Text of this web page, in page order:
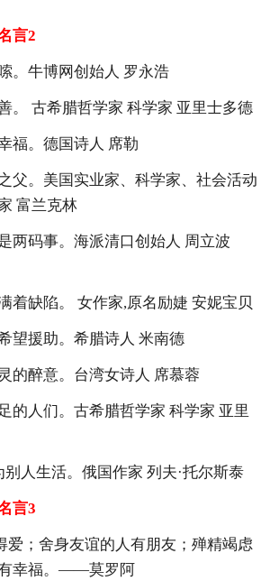
言2
。牛博网创始人 罗永浩
。 古希腊哲学家 科学家 亚里士多德
福。德国诗人 席勒
父。美国实业家、科学家、社会活动
富兰克林
两码事。海派清口创始人 周立波
着缺陷。 女作家,原名励婕 安妮宝贝
望援助。希腊诗人 米南德
的醉意。台湾女诗人 席慕蓉
的人们。古希腊哲学家 科学家 亚里
别人生活。俄国作家 列夫·托尔斯泰
言3
爱；舍身友谊的人有朋友；殚精竭虑
幸福。——莫罗阿